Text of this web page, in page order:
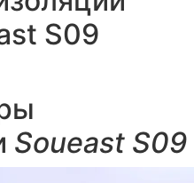
S09
Soueast S09